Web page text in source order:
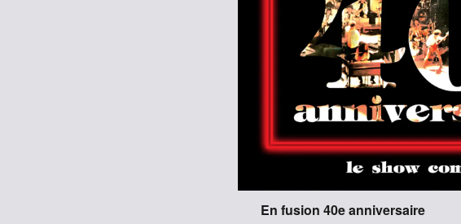
En fusion 40e anniversaire